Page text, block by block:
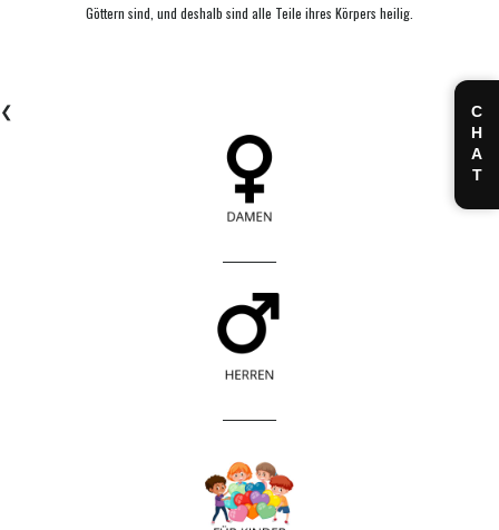
CHAT
Göttern sind, und deshalb sind alle Teile ihres Körpers heilig.
❮